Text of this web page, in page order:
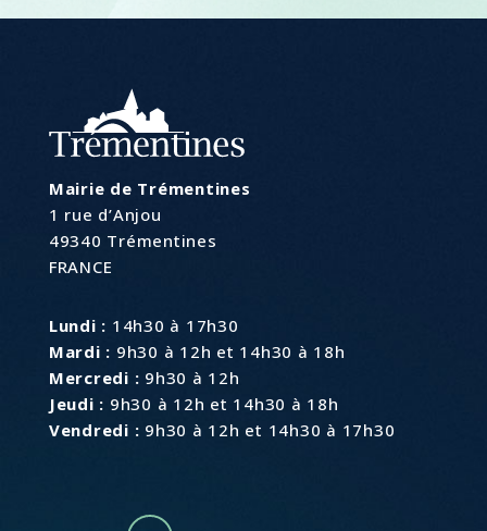
Mairie de Trémentines
1 rue d’Anjou
49340 Trémentines
FRANCE
Lundi : 14h30 à 17h30
Mardi : 9h30 à 12h et 14h30 à 18h
Mercredi : 9h30 à 12h
Jeudi : 9h30 à 12h et 14h30 à 18h
Vendredi : 9h30 à 12h et 14h30 à 17h30